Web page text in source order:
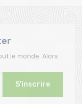
le monde. Alors
S'inscrire